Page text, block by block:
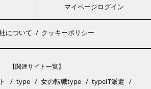
マイページログイン
について クッキーポリシー
【関連サイト一覧】
type 女の転職type
typeIT派遣